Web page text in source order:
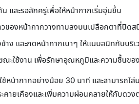
และรอสักครู่เพื่อให้หน้ากากเริ่มอุ่นขึ้น
วของหน้ากากวางทาบลงบนเปลือกตาที่ปิด
าง และกดหน้ากากเบาๆ ให้แนบสนิทกับบริ
ณะใช้งาน เพื่อรักษาอุณหภูมิและความชื้นขอ
ช้หน้ากากอย่างน้อย 30 นาที และสามาร
ายเคืองและเพิ่มความผ่อนคลายให้กับดวง